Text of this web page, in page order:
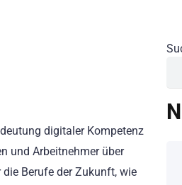
digitaler Kompetenz
und Arbeitnehmer über
Berufe der Zukunft, wie